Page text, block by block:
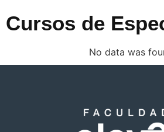
Cursos de
No data was